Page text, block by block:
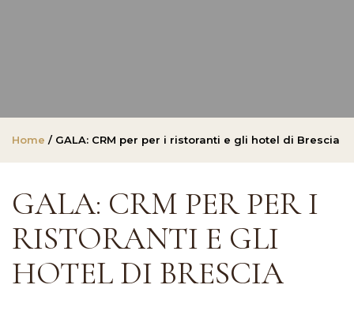
Home / GALA: CRM per per i ristoranti e gli hotel di Brescia
GALA: CRM PER PER I
RISTORANTI E GLI
HOTEL DI BRESCIA